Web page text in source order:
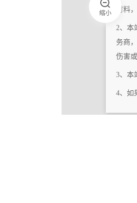
缩小
材料
2、本
务商
伤害
3、本
4、如